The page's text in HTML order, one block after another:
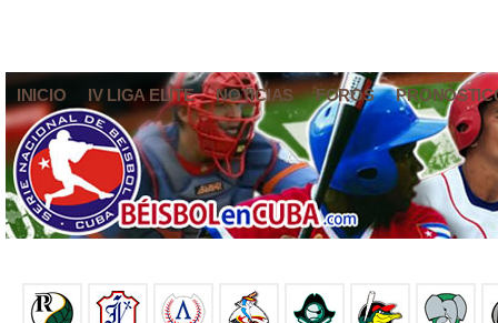
INICIO IV LIGA ELITE NOTICIAS FOROS